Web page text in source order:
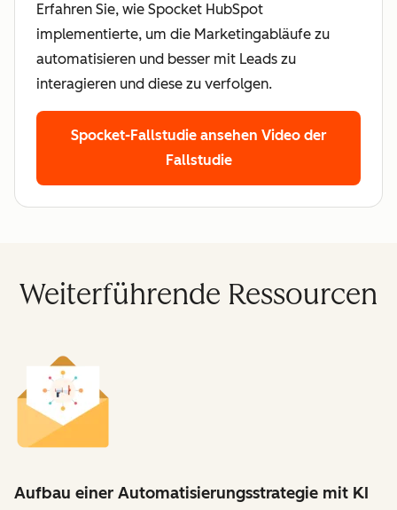
Erfahren Sie, wie Spocket HubSpot
implementierte, um die Marketingabläufe zu
automatisieren und besser mit Leads zu
interagieren und diese zu verfolgen.
Spocket-Fallstudie ansehen Video der
Fallstudie
Weiterführende Ressourcen
Aufbau einer Automatisierungsstrategie mit KI